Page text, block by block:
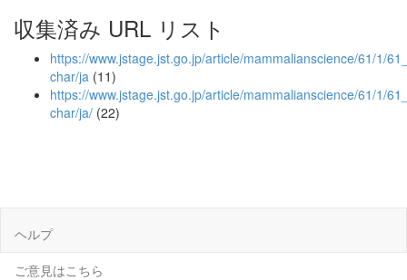
収集済み URL リスト
https://www.jstage.jst.go.jp/article/mammalianscience/61/1/
char/ja (11)
https://www.jstage.jst.go.jp/article/mammalianscience/61/1/
char/ja/ (22)
ヘルプ
ご意見はこちら